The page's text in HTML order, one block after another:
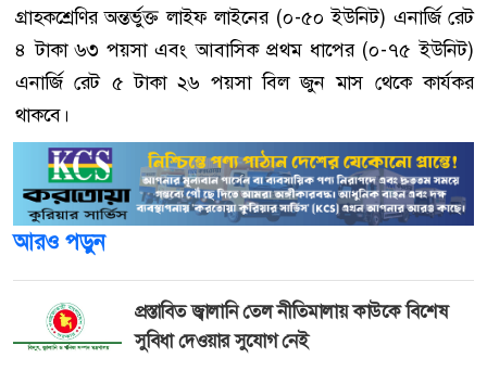
গ্রাহকশ্রেণির অন্তর্ভুক্ত লাইফ লাইনের (০-৫০ ইউনিট) এনার্জি রেট
৪ টাকা ৬৩ পয়সা এবং আবাসিক প্রথম ধাপের (০-৭৫ ইউনিট)
এনার্জি রেট ৫ টাকা ২৬ পয়সা বিল জুন মাস থেকে কার্যকর
থাকবে।
আরও পড়ুন
প্রস্তাবিত জ্বালানি তেল নীতিমালায় কাউকে বিশেষ
সুবিধা দেওয়ার সুযোগ নেই